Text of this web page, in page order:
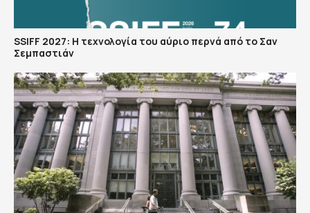
SSIFF 2027: Η τεχνολογία του αύριο περνά από το Σαν
Σεμπαστιάν